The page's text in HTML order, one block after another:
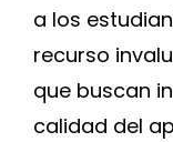
a los
recurso
que buscan
calidad del